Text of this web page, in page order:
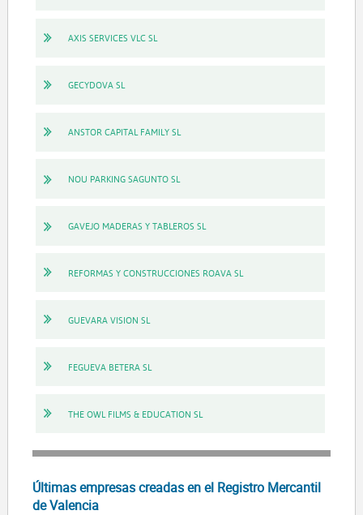
AXIS SERVICES VLC SL
GECYDOVA SL
ANSTOR CAPITAL FAMILY SL
NOU PARKING SAGUNTO SL
GAVEJO MADERAS Y TABLEROS SL
REFORMAS Y CONSTRUCCIONES ROAVA SL
GUEVARA VISION SL
FEGUEVA BETERA SL
THE OWL FILMS & EDUCATION SL
Últimas empresas creadas en el Registro Mercantil
de Valencia